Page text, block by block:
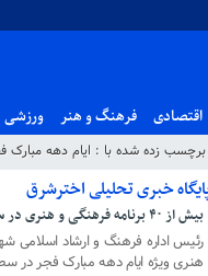
اقتصادی فرهنگ و هنر ورزشی
برچسب زده شده با : ایام دهه مبارک
خبری تحلیلی اخترشرق
بیش از ۴۰ برنامه فرهنگی و هنری در سطح شهرستان رشتخوار برگزار می شود
هنری ویژه ایام دهه مبارک فجر در